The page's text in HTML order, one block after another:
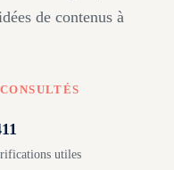
de contenus à
utiles